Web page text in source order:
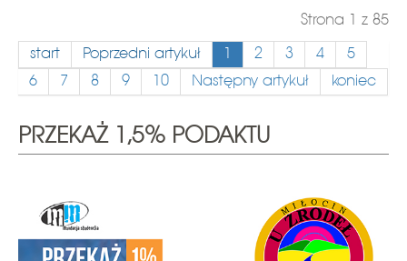
Strona 1 z 85
start Poprzedni artykuł 2 3 4
5
6
7 8 9 10 Następny artykuł koniec
PRZEKAŻ 1,5% PODAKTU